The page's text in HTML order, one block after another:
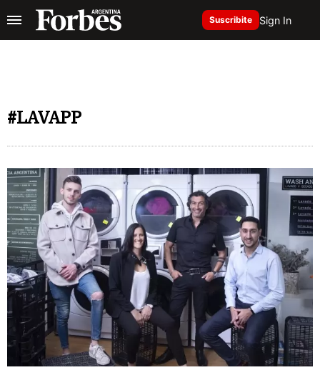
Suscribite Sign In
#LAVAPP